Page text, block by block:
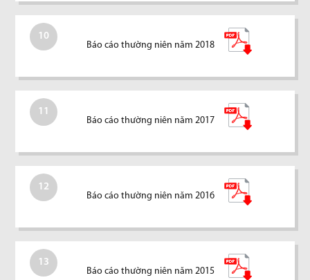
10
Báo cáo thường niên năm 2018
11
Báo cáo thường niên năm 2017
12
Báo cáo thường niên năm 2016
13
Báo cáo thường niên năm 2015